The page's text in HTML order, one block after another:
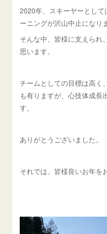
2020年、スキーヤーとし
ーニングが沢山中止になり
そんな中、皆様に支えられ
思います。
チームとしての目標は高く
も有りますが、心技体成長
す。
ありがとうございました。
それでは、皆様良いお年を